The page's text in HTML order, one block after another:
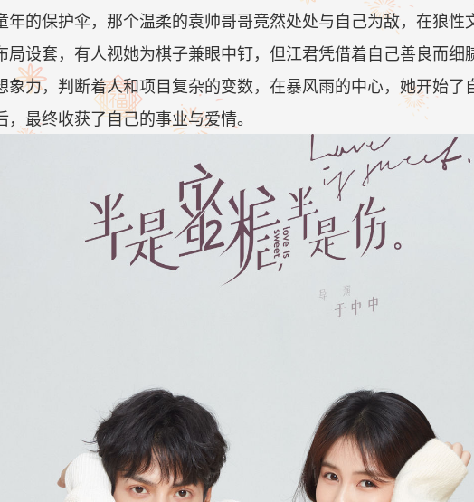
年的保护伞，那个温柔的袁帅哥哥竟然处处与自己为敌，在狼
局设套，有人视她为棋子兼眼中钉，但江君凭借着自己善良而
象力，判断着人和项目复杂的变数，在暴风雨的中心，她开始
，最终收获了自己的事业与爱情。